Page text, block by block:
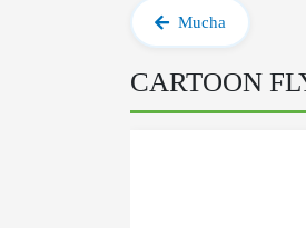
Mucha
CARTOON